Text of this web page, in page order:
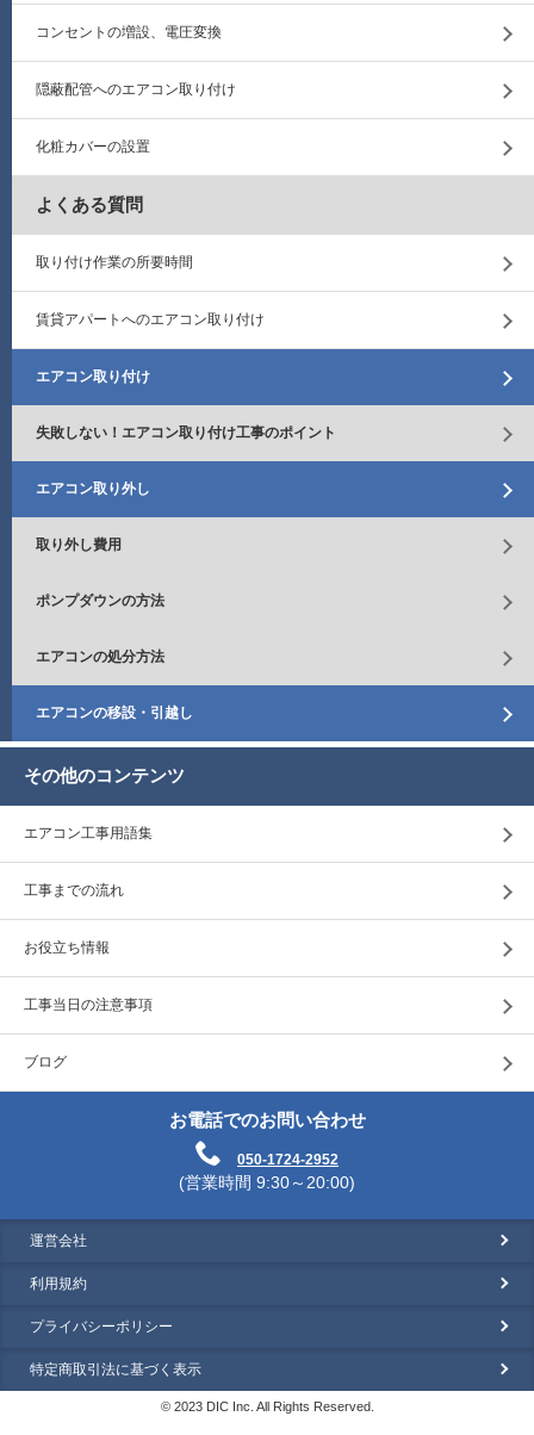
コンセントの増設、電圧変換
隠蔽配管へのエアコン取り付け
化粧カバーの設置
よくある質問
取り付け作業の所要時間
賃貸アパートへのエアコン取り付け
エアコン取り付け
失敗しない！エアコン取り付け工事のポイント
エアコン取り外し
取り外し費用
ポンプダウンの方法
エアコンの処分方法
エアコンの移設・引越し
その他のコンテンツ
エアコン工事用語集
工事までの流れ
お役立ち情報
工事当日の注意事項
ブログ
お電話でのお問い合わせ
050-1724-2952
(営業時間 9:30～20:00)
運営会社
利用規約
プライバシーポリシー
特定商取引法に基づく表示
© 2023 DIC Inc. All Rights Reserved.